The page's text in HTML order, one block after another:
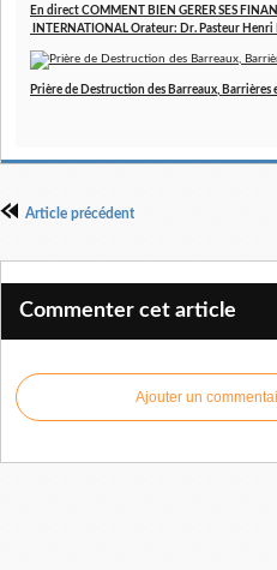
En direct COMMENT BIEN GERER SES
INTERNATIONAL Orateur: Dr. Pasteur Henri
Prière de Destruction des Barreaux,
Article précédent
Commenter cet article
Ajouter un